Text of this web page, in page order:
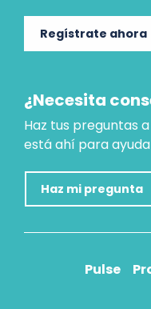
Regístrate ahora
¿Necesita
Haz tus preguntas
está ahí para
Haz mi pregunta
Pulse